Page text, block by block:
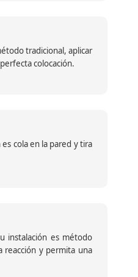
tradicional, aplicar
colocación.
cola en la pared y tira
instalación es método
reacción y permita una